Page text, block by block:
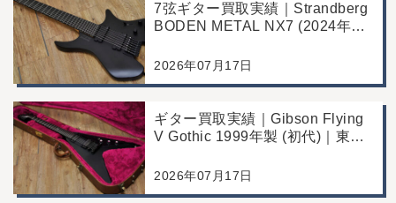
7弦ギター買取実績｜Strandberg
BODEN METAL NX7 (2024年製)
店
2026年07月17日
ギター買取実績｜Gibson Flying
V Gothic 1999年製 (初代)｜東京
2026年07月17日